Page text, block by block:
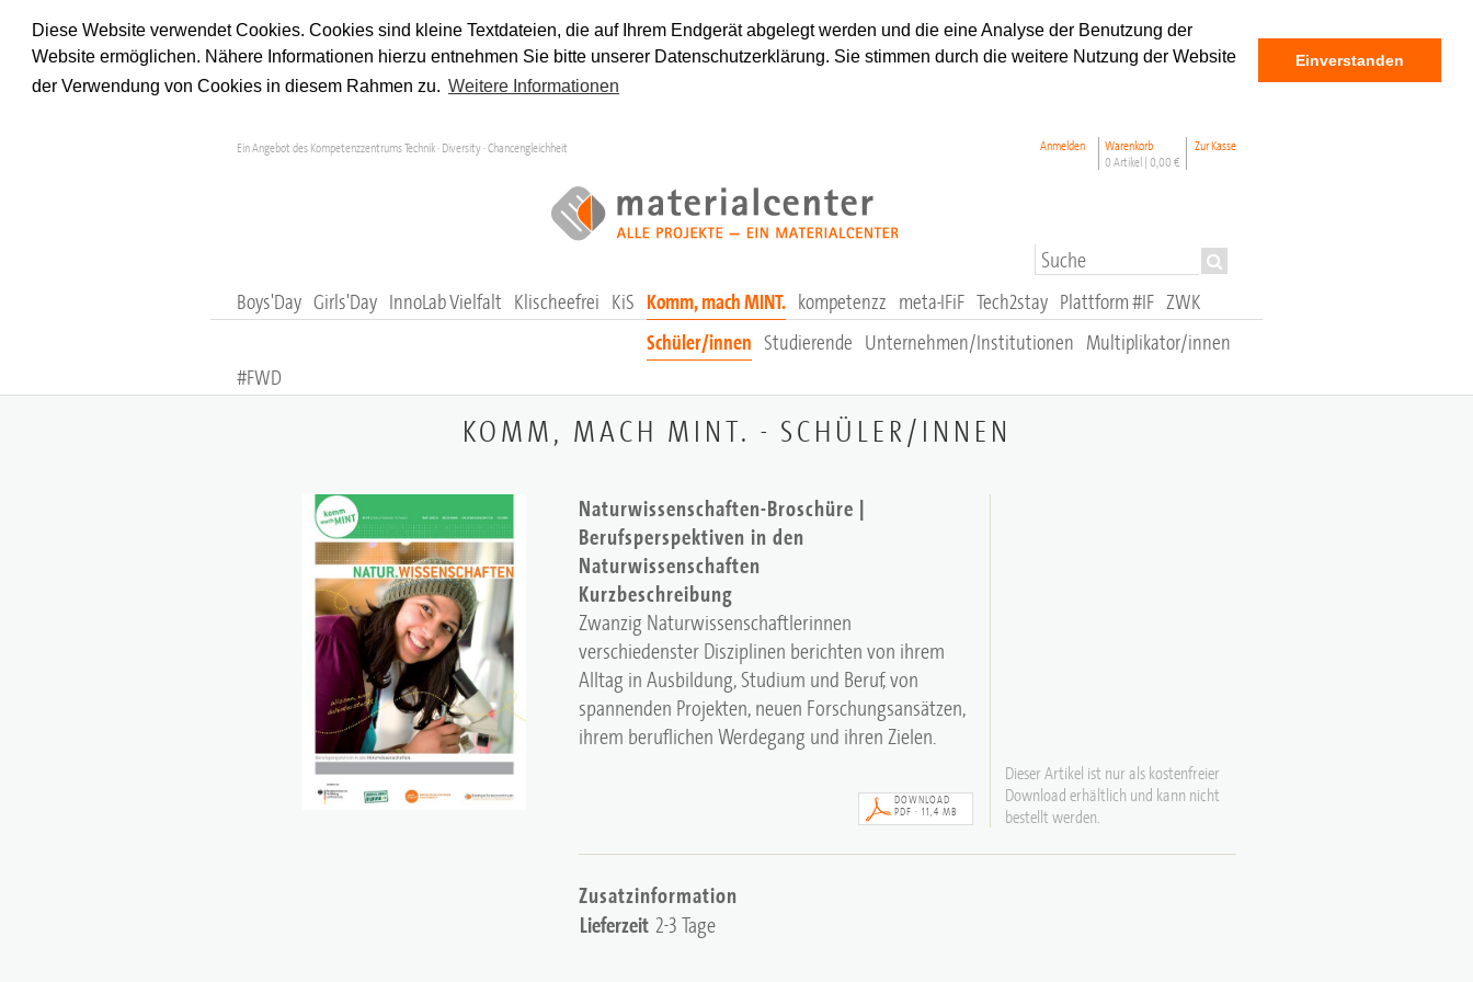
Diese Website verwendet Cookies. Cookies sind kleine Textdateien, die auf Ihrem Endgerät abgelegt werden und die eine Analyse der Benutzung der
Website ermöglichen. Nähere Informationen hierzu entnehmen Sie bitte unserer Datenschutzerklärung. Sie stimmen durch die weitere Nutzung der Website
der Verwendung von Cookies in diesem Rahmen zu. Weitere Informationen
Einverstanden
Ein Angebot des Kompetenzzentrums Technik · Diversity · Chancengleichheit Anmelden
Warenkorb
0 Artikel | 0,00 €
Zur Kasse
Boys'Day Girls'Day InnoLab Vielfalt Klischeefrei KiS Komm, mach MINT.
Schüler/innen Studierende Unternehmen/Institutionen Multiplikator/innen
kompetenzz meta-IFiF Tech2stay Plattform #IF ZWK
#FWD
KOMM, MACH MINT. - SCHÜLER/INNEN
Naturwissenschaften-Broschüre |
Berufsperspektiven in den
Naturwissenschaften
Kurzbeschreibung
Zwanzig Naturwissenschaftlerinnen
verschiedenster Disziplinen berichten von ihrem
Alltag in Ausbildung, Studium und Beruf, von
spannenden Projekten, neuen Forschungsansätzen,
ihrem beruflichen Werdegang und ihren Zielen.
DOWNLOAD
PDF · 11,4 MB
Dieser Artikel ist nur als kostenfreier
Download erhältlich und kann nicht
bestellt werden.
Zusatzinformation
Lieferzeit 2-3 Tage